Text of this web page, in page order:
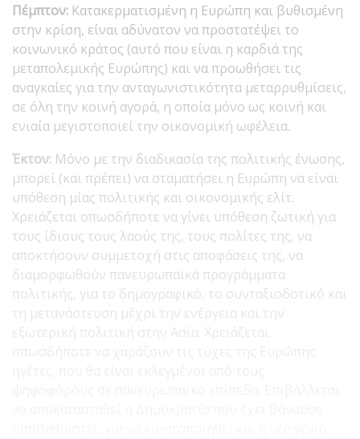
Πέμπτον: Κατακερματισμένη η Ευρώπη και βυθισμένη
στην κρίση, είναι αδύνατον να προστατέψει το
κοινωνικό κράτος (αυτό που είναι η καρδιά της
μεταπολεμικής Ευρώπης) και να προωθήσει τις
αναγκαίες για την ανταγωνιστικότητα μεταρρυθμίσεις,
σε όλη την κοινή αγορά, η οποία μόνο ως κοινή και
ενιαία μεγιστοποιεί την οικονομική ωφέλεια.
Έκτον: Μόνο με την διαδικασία της πολιτικής ένωσης,
μπορεί (και πρέπει) να σταματήσει η Ευρώπη να είναι
υπόθεση μίας πολιτικής και οικονομικής ελίτ.
Χρειάζεται οπωσδήποτε να γίνει υπόθεση ζωτική για
τους ίδιους τους λαούς της, τους πολίτες της, να
αποκτήσουν συμμετοχή στις αποφάσεις της, να
διαμορφωθούν πανευρωπαϊκά προγράμματα
πολιτικής, για το δημογραφικό, το συνταξιοδοτικό και
τη μετανάστευση μέχρι την ενέργεια και την
εξωτερική πολιτική στην Ασία. Χρειάζεται